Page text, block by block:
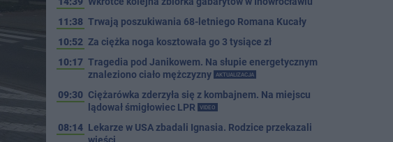
11:38 Trwają poszukiwania 68-letniego Romana Kucały
10:52 Za ciężka noga kosztowała go 3 tysiące zł
10:17 Tragedia pod Janikowem. Na słupie energetycznym
znaleziono ciało mężczyzny
AKTUALIZACJA
09:30 Ciężarówka zderzyła się z kombajnem. Na miejscu
lądował śmigłowiec LPR
VIDEO
08:14 Lekarze w USA zbadali Ignasia. Rodzice przekazali